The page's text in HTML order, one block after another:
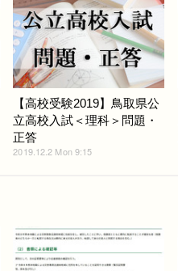
【高校受験2019】鳥取県公
立高校入試＜理科＞問題・
正答
2019.12.2 Mon 9:15